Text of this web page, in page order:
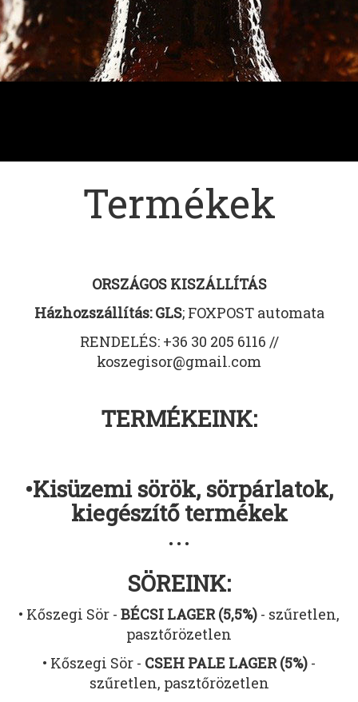
Termékek
ORSZÁGOS KISZÁLLÍTÁS
Házhozszállítás: GLS; FOXPOST automata
RENDELÉS: +36 30 205 6116 //
koszegisor@gmail.com
TERMÉKEINK:
•Kisüzemi sörök, sörpárlatok,
kiegészítő termékek
• • •
SÖREINK:
• Kőszegi Sör - BÉCSI LAGER (5,5%) - szűretlen,
pasztőrözetlen
• Kőszegi Sör - CSEH PALE LAGER (5%) -
szűretlen, pasztőrözetlen